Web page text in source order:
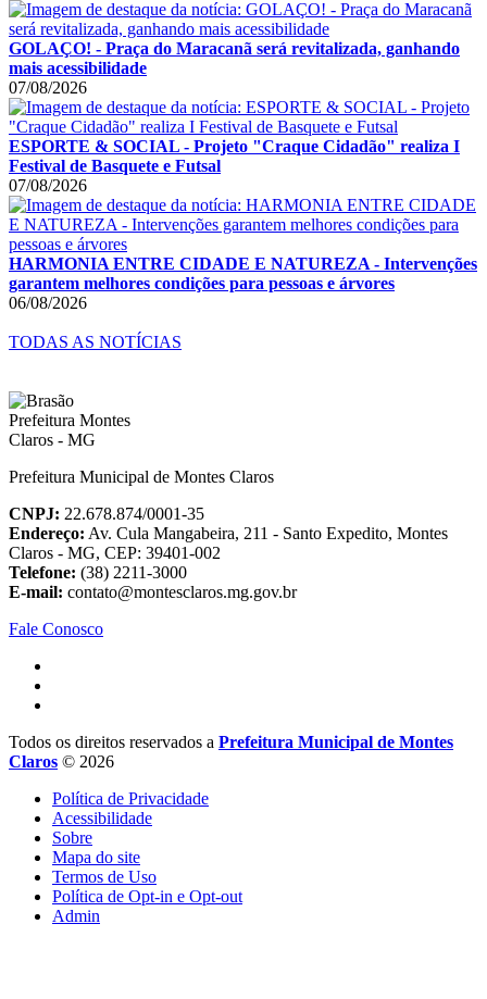
GOLAÇO! - Praça do Maracanã será revitalizada, ganhando
mais acessibilidade
07/08/2026
ESPORTE & SOCIAL - Projeto "Craque Cidadão" realiza I
Festival de Basquete e Futsal
07/08/2026
HARMONIA ENTRE CIDADE E NATUREZA - Intervenções
garantem melhores condições para pessoas e árvores
06/08/2026
TODAS AS NOTÍCIAS
Prefeitura Municipal de Montes Claros
CNPJ: 22.678.874/0001-35
Endereço: Av. Cula Mangabeira, 211 - Santo Expedito, Montes
Claros - MG, CEP: 39401-002
Telefone: (38) 2211-3000
E-mail: contato@montesclaros.mg.gov.br
Fale Conosco
Todos os direitos reservados a Prefeitura Municipal de Montes
Claros © 2026
Política de Privacidade
Acessibilidade
Sobre
Mapa do site
Termos de Uso
Política de Opt-in e Opt-out
Admin